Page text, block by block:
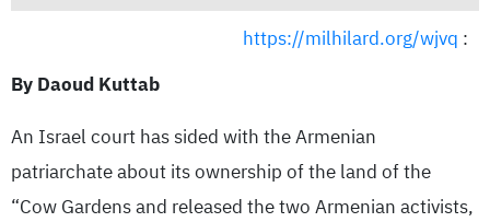
:
https://milhilard.org/wjvq
By Daoud Kuttab
An Israel court has sided with the Armenian
patriarchate about its ownership of the land of the
“Cow Gardens and released the two Armenian activists,